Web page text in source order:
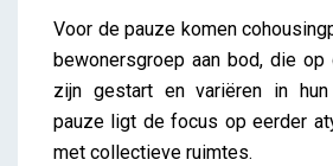
Voor de pauze komen
bewonersgroep aan bod, die op
zijn gestart en variëren in
pauze ligt de focus op eerder
met collectieve ruimtes.